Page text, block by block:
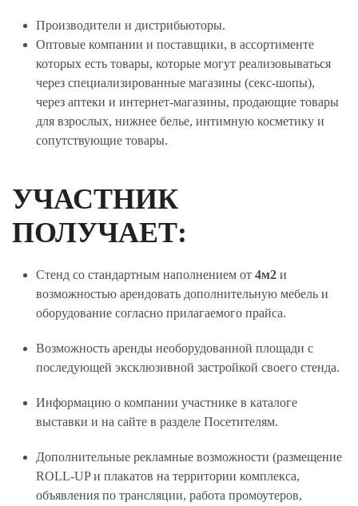
Производители и дистрибьюторы.
Оптовые компании и поставщики, в ассортименте
которых есть товары, которые могут реализовываться
через специализированные магазины (секс-шопы),
через аптеки и интернет-магазины, продающие товары
для взрослых, нижнее белье, интимную косметику и
сопутствующие товары.
УЧАСТНИК
ПОЛУЧАЕТ:
Стенд со стандартным наполнением от 4м2 и
возможностью арендовать дополнительную мебель и
оборудование согласно прилагаемого прайса.
Возможность аренды необорудованной площади с
последующей эксклюзивной застройкой своего стенда.
Информацию о компании участнике в каталоге
выставки и на сайте в разделе Посетителям.
Дополнительные рекламные возможности (размещение
ROLL-UP и плакатов на территории комплекса,
объявления по трансляции, работа промоутеров,